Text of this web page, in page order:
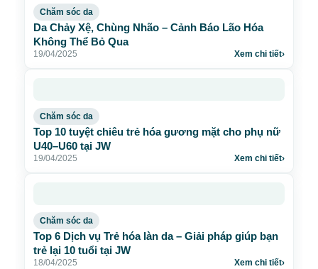
Chăm sóc da
Da Chảy Xệ, Chùng Nhão – Cảnh Báo Lão Hóa
Không Thể Bỏ Qua
19/04/2025 Xem chi tiết›
Chăm sóc da
Top 10 tuyệt chiêu trẻ hóa gương mặt cho phụ nữ
U40–U60 tại JW
19/04/2025 Xem chi tiết›
Chăm sóc da
Top 6 Dịch vụ Trẻ hóa làn da – Giải pháp giúp bạn
trẻ lại 10 tuổi tại JW
18/04/2025 Xem chi tiết›